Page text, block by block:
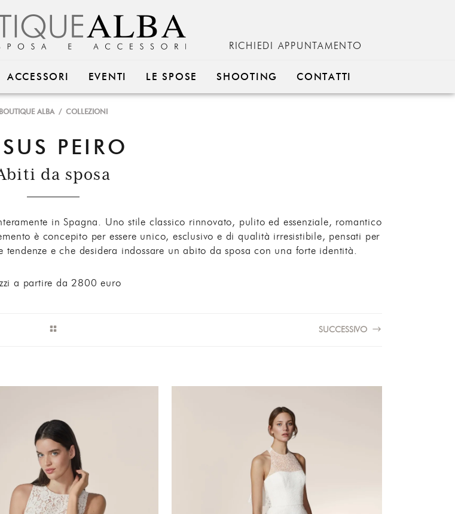
RICHIEDI APPUNTAMENTO
ACCESSORI EVENTI LE SPOSE SHOOTING CONTATTI
BOUTIQUE ALBA / COLLEZIONI
PEIRO
da sposa
in Spagna. Uno stile classico rinnovato, pulito ed essenziale, romantico
è concepito per essere unico, esclusivo e di qualità irresistibile, pensati per
e che desidera indossare un abito da sposa con una forte identità.
a partire da 2800 euro
SUCCESSIVO